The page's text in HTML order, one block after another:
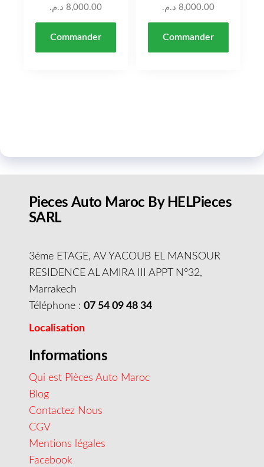
8,000.00 د.م.
Commander
8,000.00 د.م.
Commander
Pieces Auto Maroc By HELPieces
SARL
3éme ETAGE, AV YACOUB EL MANSOUR
RESIDENCE AL AMIRA III APPT N°32,
Marrakech
Téléphone : 07 54 09 48 34
Localisation
Informations
Qui est Pièces Auto Maroc
Blog
Contactez Nous
CGV
Mentions légales
Facebook